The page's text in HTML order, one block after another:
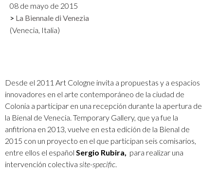
08 de mayo de 2015
La Biennale di Venezia
(Venecia, Italia)
Desde el 2011 Art Cologne invita a propuestas y a espacios
innovadores en el arte contemporáneo de la ciudad de
Colonia a participar en una recepción durante la apertura de
la Bienal de Venecia. Temporary Gallery, que ya fue la
anfitriona en 2013, vuelve en esta edición de la Bienal de
2015 con un proyecto en el que participan seis comisarios,
entre ellos el español Sergio Rubira,
para realizar una
intervención colectiva site-specific